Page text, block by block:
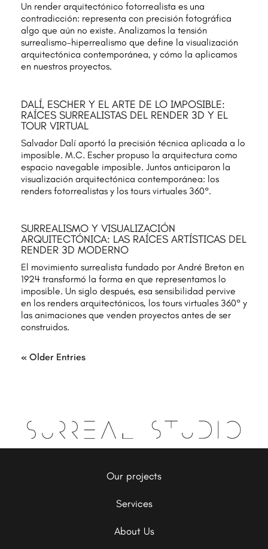
Un render arquitectónico fotorrealista es una
contradicción: representa con precisión fotográfica
algo que aún no existe. Analizamos la tensión
surrealismo-hiperrealismo que define la visualización
arquitectónica contemporánea, y cómo la aplicamos
en nuestros proyectos.
DALÍ, ESCHER Y EL ARTE DE LO IMPOSIBLE:
RAÍCES SURREALISTAS DEL RENDER 3D Y EL
TOUR VIRTUAL
Salvador Dalí aportó la precisión técnica aplicada a lo
imposible. M.C. Escher propuso la arquitectura como
espacio navegable imposible. Juntos anticiparon la
visualización arquitectónica contemporánea: los
renders fotorrealistas y los tours virtuales 360°.
SURREALISMO Y VISUALIZACIÓN
ARQUITECTÓNICA: LAS RAÍCES ARTÍSTICAS DEL
RENDER 3D MODERNO
El movimiento surrealista fundado por André Breton en
1924 transformó la forma en que representamos lo
imposible. Un siglo después, esa sensibilidad pervive
en los renders arquitectónicos, los tours virtuales 360° y
las animaciones que venden proyectos antes de ser
construidos.
« Older Entries
Our projects
Services
About Us